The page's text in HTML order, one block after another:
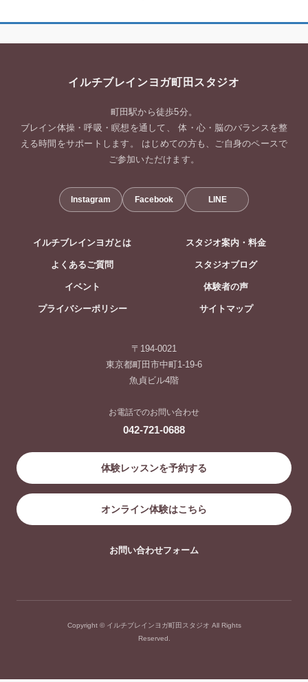
イルチブレインヨガ町田スタジオ
町田駅から徒歩5分。
ブレイン体操・呼吸・瞑想を通して、 体・心・脳のバランスを整
える時間をサポートします。 はじめての方も、ご自身のペースで
ご参加いただけます。
Instagram Facebook LINE
イルチブレインヨガとは スタジオ案内・料金
よくあるご質問 スタジオブログ
イベント 体験者の声
プライバシーポリシー サイトマップ
〒194-0021
東京都町田市中町1-19-6
魚貞ビル4階
お電話でのお問い合わせ
042-721-0688
体験レッスンを予約する
オンライン体験はこちら
お問い合わせフォーム
Copyright © イルチブレインヨガ町田スタジオ All Rights
Reserved.